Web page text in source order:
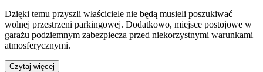
Dzięki temu przyszli właściciele nie będą musieli poszukiwać
wolnej przestrzeni parkingowej. Dodatkowo, miejsce postojowe w
garażu podziemnym zabezpiecza przed niekorzystnymi warunkami
atmosferycznymi.
Czytaj więcej